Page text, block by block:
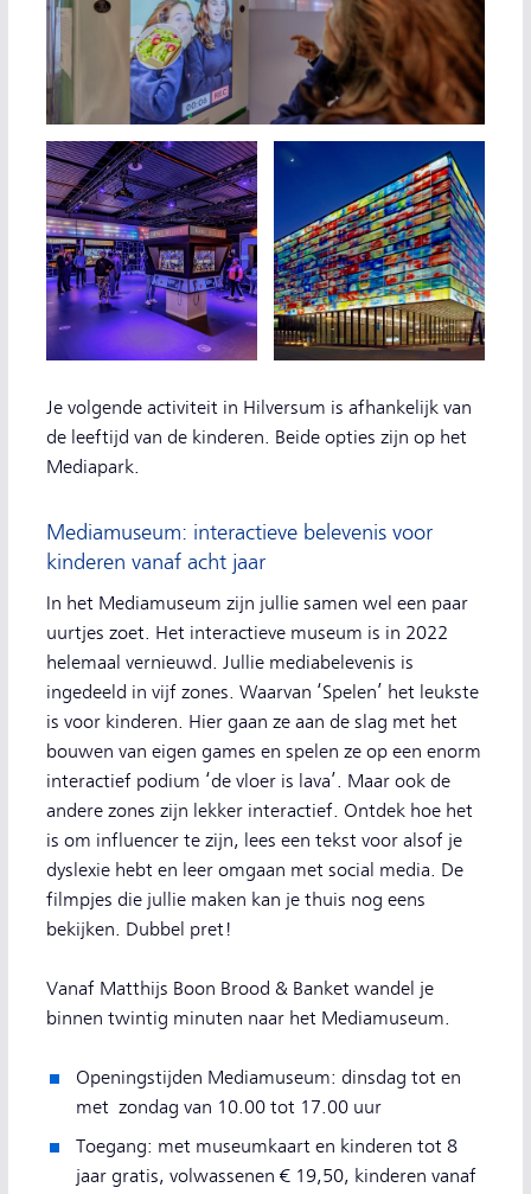
Je volgende activiteit in Hilversum is afhankelijk van
de leeftijd van de kinderen. Beide opties zijn op het
Mediapark.
Mediamuseum: interactieve belevenis voor
kinderen vanaf acht jaar
In het Mediamuseum zijn jullie samen wel een paar
uurtjes zoet. Het interactieve museum is in 2022
helemaal vernieuwd. Jullie mediabelevenis is
ingedeeld in vijf zones. Waarvan ‘Spelen’ het leukste
is voor kinderen. Hier gaan ze aan de slag met het
bouwen van eigen games en spelen ze op een enorm
interactief podium ‘de vloer is lava’. Maar ook de
andere zones zijn lekker interactief. Ontdek hoe het
is om influencer te zijn, lees een tekst voor alsof je
dyslexie hebt en leer omgaan met social media. De
filmpjes die jullie maken kan je thuis nog eens
bekijken. Dubbel pret!
Vanaf Matthijs Boon Brood & Banket wandel je
binnen twintig minuten naar het Mediamuseum.
Openingstijden Mediamuseum: dinsdag tot en
met zondag van 10.00 tot 17.00 uur
Toegang: met museumkaart en kinderen tot 8
jaar gratis, volwassenen € 19,50, kinderen vanaf